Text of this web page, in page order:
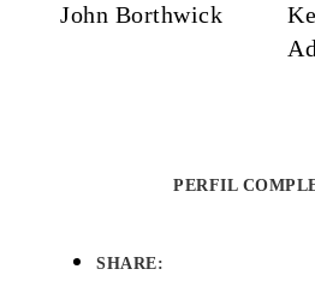
John Borthwick
PERFIL
SHARE: